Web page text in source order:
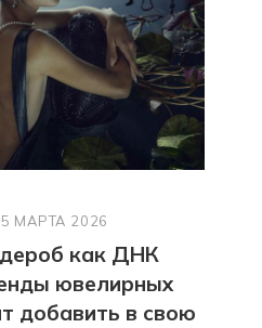
МАРТА 2026
как ДНК
ювелирных
добавить в свою